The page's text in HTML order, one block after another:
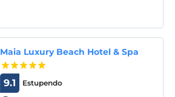
Maia Luxury Beach Hotel & Spa
Estupendo
9.1